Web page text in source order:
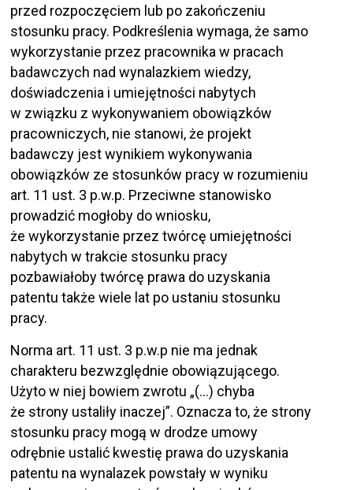
przed rozpoczęciem lub po zakończeniu
stosunku pracy. Podkreślenia wymaga, że samo
wykorzystanie przez pracownika w pracach
badawczych nad wynalazkiem wiedzy,
doświadczenia i umiejętności nabytych
w związku z wykonywaniem obowiązków
pracowniczych, nie stanowi, że projekt
badawczy jest wynikiem wykonywania
obowiązków ze stosunków pracy w rozumieniu
art. 11 ust. 3 p.w.p. Przeciwne stanowisko
prowadzić mogłoby do wniosku,
że wykorzystanie przez twórcę umiejętności
nabytych w trakcie stosunku pracy
pozbawiałoby twórcę prawa do uzyskania
patentu także wiele lat po ustaniu stosunku
pracy.
Norma art. 11 ust. 3 p.w.p nie ma jednak
charakteru bezwzględnie obowiązującego.
Użyto w niej bowiem zwrotu „(…) chyba
że strony ustaliły inaczej”. Oznacza to, że strony
stosunku pracy mogą w drodze umowy
odrębnie ustalić kwestię prawa do uzyskania
patentu na wynalazek powstały w wyniku